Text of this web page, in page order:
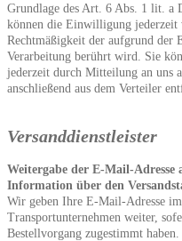
Grundlage des Art. 6 Abs. 1 lit.
können die Einwilligung jederzeit
Rechtmäßigkeit der aufgrund
Verarbeitung berührt wird. Sie
jederzeit durch Mitteilung an uns
anschließend aus dem Verteiler
Versanddienstleister
Weitergabe der E-Mail-Adresse
Information über den
Wir geben Ihre E-Mail-Adresse
Transportunternehmen weiter,
Bestellvorgang zugestimmt